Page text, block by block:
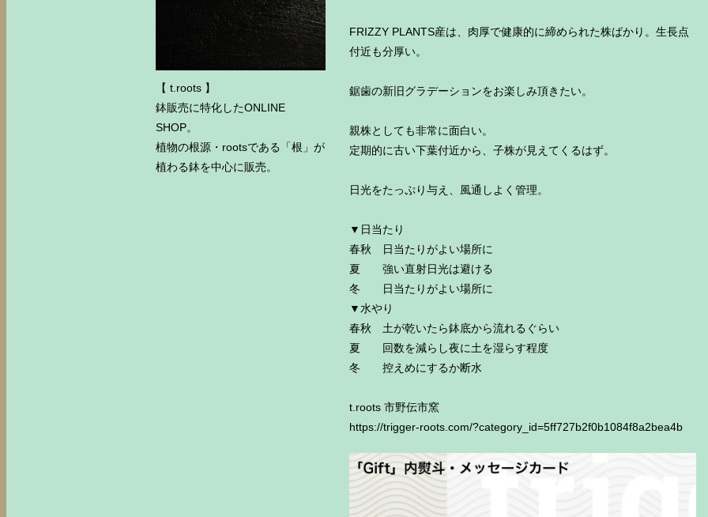
FRIZZY PLANTS産は、肉厚で健康的に締められた株ばかり。生長点
付近も分厚い。
鋸歯の新旧グラデーションをお楽しみ頂きたい。
親株としても非常に面白い。
定期的に古い下葉付近から、子株が見えてくるはず。
日光をたっぷり与え、風通しよく管理。
▼日当たり
春秋 日当たりがよい場所に
夏 強い直射日光は避ける
冬 日当たりがよい場所に
▼水やり
春秋 土が乾いたら鉢底から流れるぐらい
夏 回数を減らし夜に土を湿らす程度
冬 控えめにするか断水
t.roots 市野伝市窯
https://trigger-roots.com/?category_id=5ff727b2f0b1084f8a2bea4b
【 t.roots 】
鉢販売に特化したONLINE
SHOP。
植物の根源・rootsである「根」が
植わる鉢を中心に販売。